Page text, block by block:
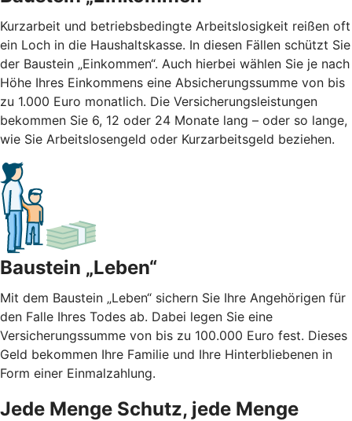
Kurzarbeit und betriebsbedingte Arbeitslosigkeit reißen oft
ein Loch in die Haushaltskasse. In diesen Fällen schützt Sie
der Baustein „Einkommen“. Auch hierbei wählen Sie je nach
Höhe Ihres Einkommens eine Absicherungssumme von bis
zu 1.000 Euro monatlich. Die Versicherungsleistungen
bekommen Sie 6, 12 oder 24 Monate lang – oder so lange,
wie Sie Arbeitslosengeld oder Kurzarbeitsgeld beziehen.
Baustein „Leben“
Mit dem Baustein „Leben“ sichern Sie Ihre Angehörigen für
den Falle Ihres Todes ab. Dabei legen Sie eine
Versicherungssumme von bis zu 100.000 Euro fest. Dieses
Geld bekommen Ihre Familie und Ihre Hinterbliebenen in
Form einer Einmalzahlung.
Jede Menge Schutz, jede Menge